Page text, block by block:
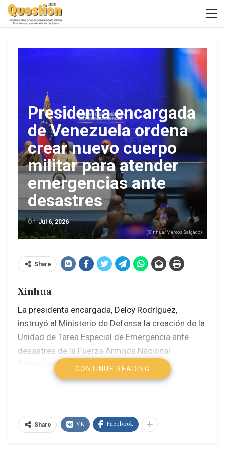
Presidenta encargada
de Venezuela ordena
crear nuevo cuerpo
militar para atender
emergencias ante
desastres
OnJul 6, 2026
(Xinhua/Marcos Salgado)
Share
Xinhua
La presidenta encargada, Delcy Rodríguez,
instruyó al Ministerio de Defensa la creación de la
Unidad de Tarea Especial de Emergencia ante
desastres de la Fuerza Armada Nacional
Bolivariana (FANB).
(1811) y la graduación conjunta de los nuevos
CONTINUE READING
Share VK Facebook